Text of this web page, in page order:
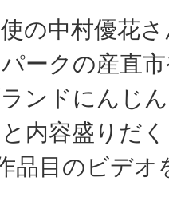
の中村優花
ークの産直
ンドにんじ
内容盛りだ
品目のビデオ